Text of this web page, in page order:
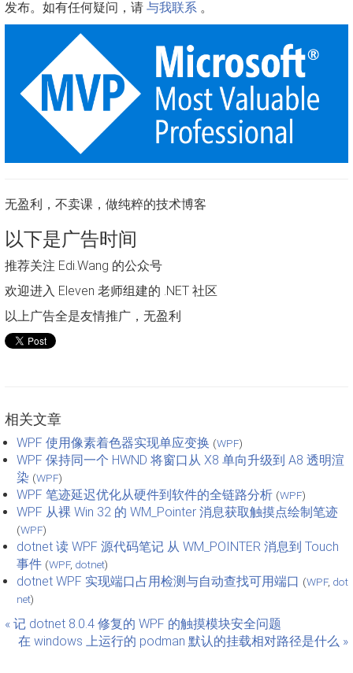
发布。如有任何疑问，请 与我联系 。
无盈利，不卖课，做纯粹的技术博客
以下是广告时间
推荐关注 Edi.Wang 的公众号
欢迎进入 Eleven 老师组建的 .NET 社区
以上广告全是友情推广，无盈利
相关文章
WPF 使用像素着色器实现单应变换 (WPF)
WPF 保持同一个 HWND 将窗口从 X8 单向升级到 A8 透明渲
染 (WPF)
WPF 笔迹延迟优化从硬件到软件的全链路分析 (WPF)
WPF 从裸 Win 32 的 WM_Pointer 消息获取触摸点绘制笔迹
(WPF)
dotnet 读 WPF 源代码笔记 从 WM_POINTER 消息到 Touch
事件 (WPF, dotnet)
dotnet WPF 实现端口占用检测与自动查找可用端口 (WPF, dot
net)
« 记 dotnet 8.0.4 修复的 WPF 的触摸模块安全问题
在 windows 上运行的 podman 默认的挂载相对路径是什么 »